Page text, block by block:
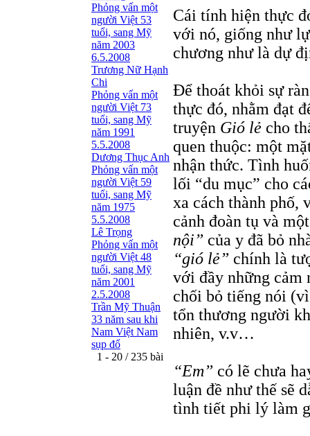
Phỏng vấn một
người Việt 53
tuổi, sang Mỹ
năm 2003
6.5.2008
Trương Nữ Hạnh
Chi
Phỏng vấn một
người Việt 73
tuổi, sang Mỹ
năm 1991
5.5.2008
Dương Thục Anh
Phỏng vấn một
người Việt 59
tuổi, sang Mỹ
năm 1975
5.5.2008
Lê Trọng
Phỏng vấn một
người Việt 48
tuổi, sang Mỹ
năm 2001
2.5.2008
Trần Mỹ Thuận
33 năm sau khi
Nam Việt Nam
sụp đổ
1 - 20 / 235 bài
Cái tính hiện thực
với nó, giống như
chương như là dự
Ðể thoát khỏi sự
thực đó, nhằm đạt
truyện Gió lẻ cho
quen thuộc: một
nhận thức. Tình
lối “du mục” cho
xa cách thành phố,
cảnh đoàn tụ và
nội” của y đã bỏ
“gió lẻ” chính là
với đầy những cảm
chối bỏ tiếng nói
tổn thương người
nhiên, v.v…
“Em” có lẽ chưa
luận đề như thế sẽ
tình tiết phi lý làm